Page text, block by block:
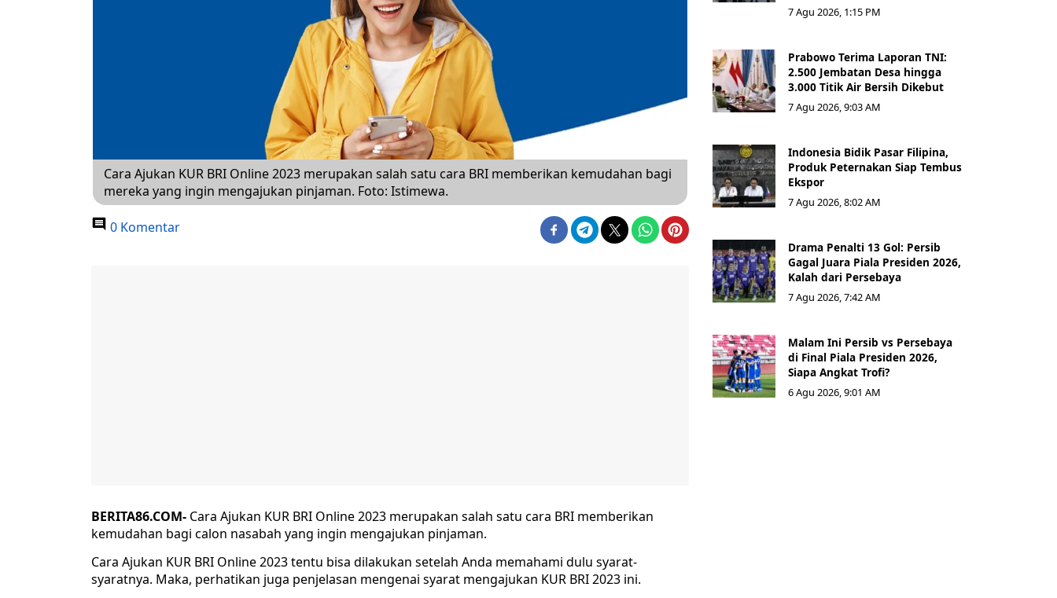
Cara Ajukan KUR BRI Online 2023 merupakan salah satu cara BRI memberikan kemudahan bagi
mereka yang ingin mengajukan pinjaman. Foto: Istimewa.
0 Komentar
BERITA86.COM- Cara Ajukan KUR BRI Online 2023 merupakan salah satu cara BRI memberikan
kemudahan bagi calon nasabah yang ingin mengajukan pinjaman.
Cara Ajukan KUR BRI Online 2023 tentu bisa dilakukan setelah Anda memahami dulu syarat-
syaratnya. Maka, perhatikan juga penjelasan mengenai syarat mengajukan KUR BRI 2023 ini.
7 Agu 2026, 1:15 PM
Prabowo Terima Laporan TNI:
2.500 Jembatan Desa hingga
3.000 Titik Air Bersih Dikebut
7 Agu 2026, 9:03 AM
Indonesia Bidik Pasar Filipina,
Produk Peternakan Siap Tembus
Ekspor
7 Agu 2026, 8:02 AM
Drama Penalti 13 Gol: Persib
Gagal Juara Piala Presiden 2026,
Kalah dari Persebaya
7 Agu 2026, 7:42 AM
Malam Ini Persib vs Persebaya
di Final Piala Presiden 2026,
Siapa Angkat Trofi?
6 Agu 2026, 9:01 AM